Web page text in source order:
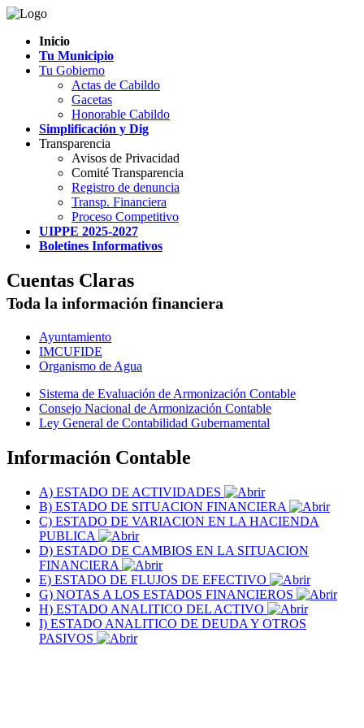
Inicio
Tu Municipio
Tu Gobierno
Actas de Cabildo
Gacetas
Honorable Cabildo
Simplificación y Dig
Transparencia
Avisos de Privacidad
Comité Transparencia
Registro de denuncia
Transp. Financiera
Proceso Competitivo
UIPPE 2025-2027
Boletines Informativos
Cuentas Claras
Toda la información financiera
Ayuntamiento
IMCUFIDE
Organismo de Agua
Sistema de Evaluación de Armonización Contable
Consejo Nacional de Armonización Contable
Ley General de Contabilidad Gubernamental
Información Contable
A) ESTADO DE ACTIVIDADES
B) ESTADO DE SITUACION FINANCIERA
C) ESTADO DE VARIACION EN LA HACIENDA
PUBLICA
D) ESTADO DE CAMBIOS EN LA SITUACION
FINANCIERA
E) ESTADO DE FLUJOS DE EFECTIVO
G) NOTAS A LOS ESTADOS FINANCIEROS
H) ESTADO ANALITICO DEL ACTIVO
I) ESTADO ANALITICO DE DEUDA Y OTROS
PASIVOS